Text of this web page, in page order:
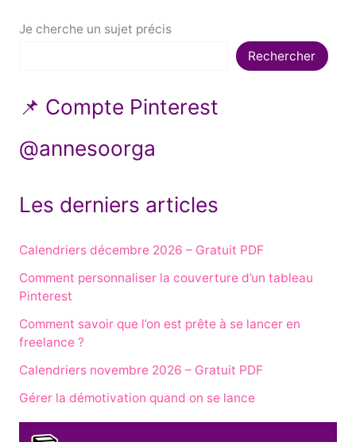
Je cherche un sujet précis
Rechercher
📌 Compte Pinterest
@annesoorga
Les derniers articles
Calendriers décembre 2026 – Gratuit PDF
Comment personnaliser la couverture d’un tableau
Pinterest
Comment savoir que l’on est prête à se lancer en
freelance ?
Calendriers novembre 2026 – Gratuit PDF
Gérer la démotivation quand on se lance